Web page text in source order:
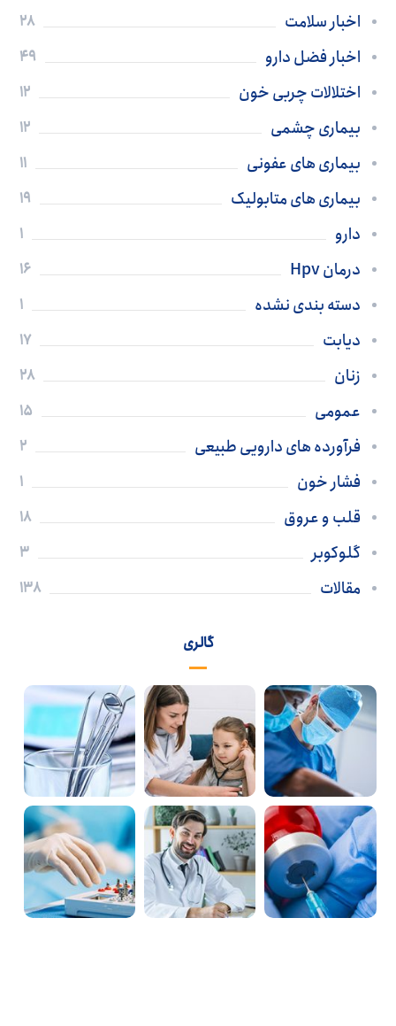
اخبار سلامت 28
اخبار فضل دارو 49
اختلالات چربی خون 12
بیماری چشمی 12
بیماری های عفونی 11
بیماری های متابولیک 19
دارو 1
درمان Hpv 16
دسته بندی نشده 1
دیابت 17
زنان 28
عمومی 15
فرآورده های دارویی طبیعی 2
فشار خون 1
قلب و عروق 18
گلوکوبر 3
مقالات 138
گالری